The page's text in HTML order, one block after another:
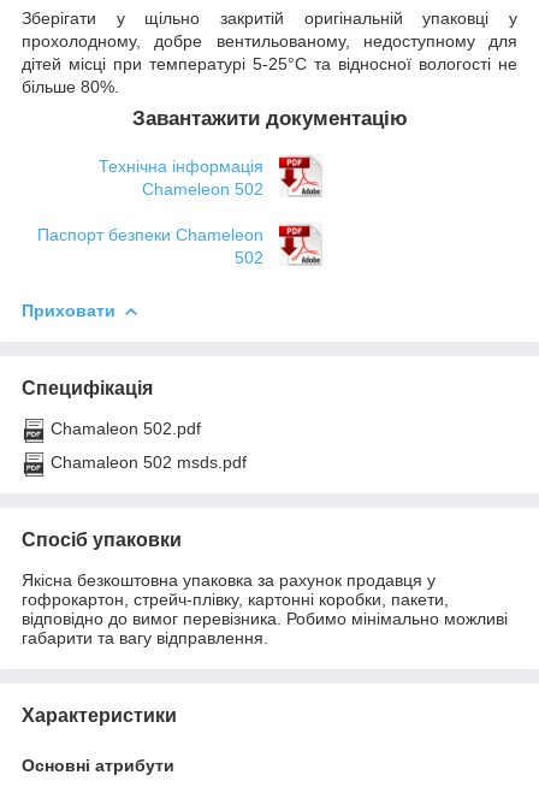
Зберігати у щільно закритій оригінальній упаковці у
прохолодному, добре вентильованому, недоступному для
дітей місці при температурі 5-25°C та відносної вологості не
більше 80%.
Завантажити документацію
Технічна інформація
Chameleon 502
Паспорт безпеки Chameleon
502
Приховати
Специфікація
Chamaleon 502.pdf
Chamaleon 502 msds.pdf
Спосіб упаковки
Якісна безкоштовна упаковка за рахунок продавця у
гофрокартон, стрейч-плівку, картонні коробки, пакети,
відповідно до вимог перевізника. Робимо мінімально можливі
габарити та вагу відправлення.
Характеристики
Основні атрибути